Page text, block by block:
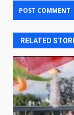
RELATED